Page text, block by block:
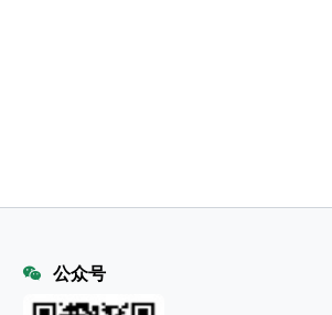
公众号